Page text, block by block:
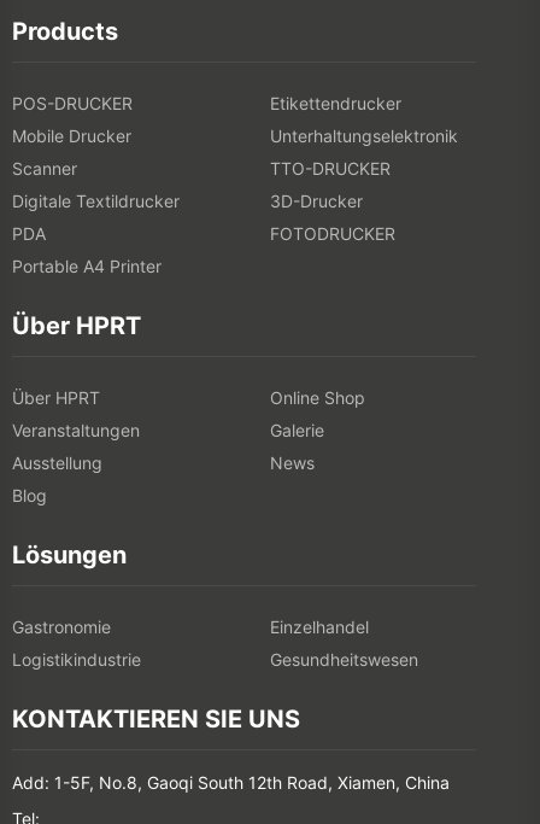
Products
POS-DRUCKER
Etikettendrucker
Mobile Drucker
Unterhaltungselektronik
Scanner
TTO-DRUCKER
Digitale Textildrucker
3D-Drucker
PDA
FOTODRUCKER
Portable A4 Printer
Über HPRT
Über HPRT
Online Shop
Veranstaltungen
Galerie
Ausstellung
News
Blog
Lösungen
Gastronomie
Einzelhandel
Logistikindustrie
Gesundheitswesen
KONTAKTIEREN SIE UNS
Add: 1-5F, No.8, Gaoqi South 12th Road, Xiamen, China
Tel: